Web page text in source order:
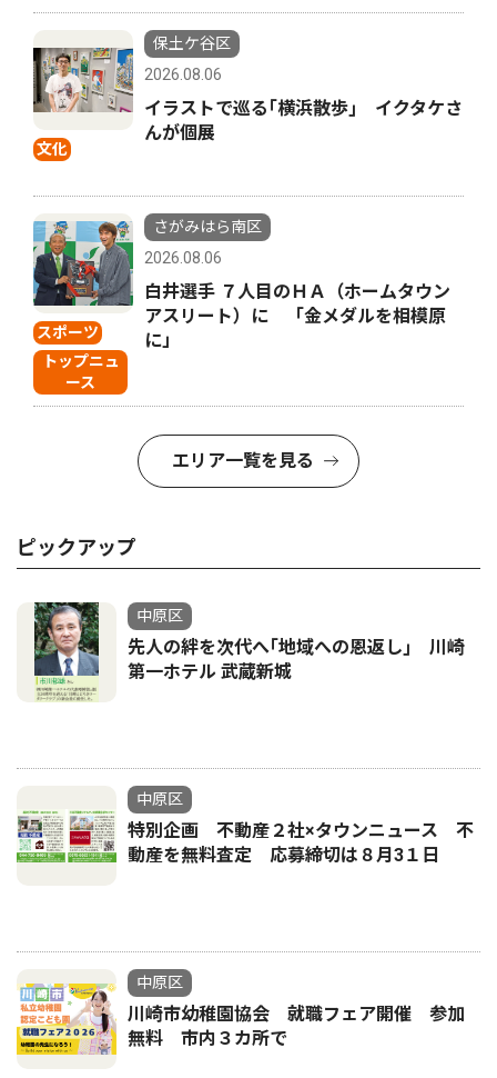
文化
保土ケ谷区
2026.08.06
イラストで巡る｢横浜散歩｣ イクタケさ
んが個展
スポーツ
トップニュ
ース
さがみはら南区
2026.08.06
白井選手 ７人目のＨＡ（ホームタウン
アスリート）に 「金メダルを相模原
に」
エリア一覧を見る
ピックアップ
中原区
先人の絆を次代へ｢地域への恩返し｣ 川崎
第一ホテル 武蔵新城
中原区
特別企画 不動産２社×タウンニュース 不
動産を無料査定 応募締切は８月3１日
中原区
川崎市幼稚園協会 就職フェア開催 参加
無料 市内３カ所で